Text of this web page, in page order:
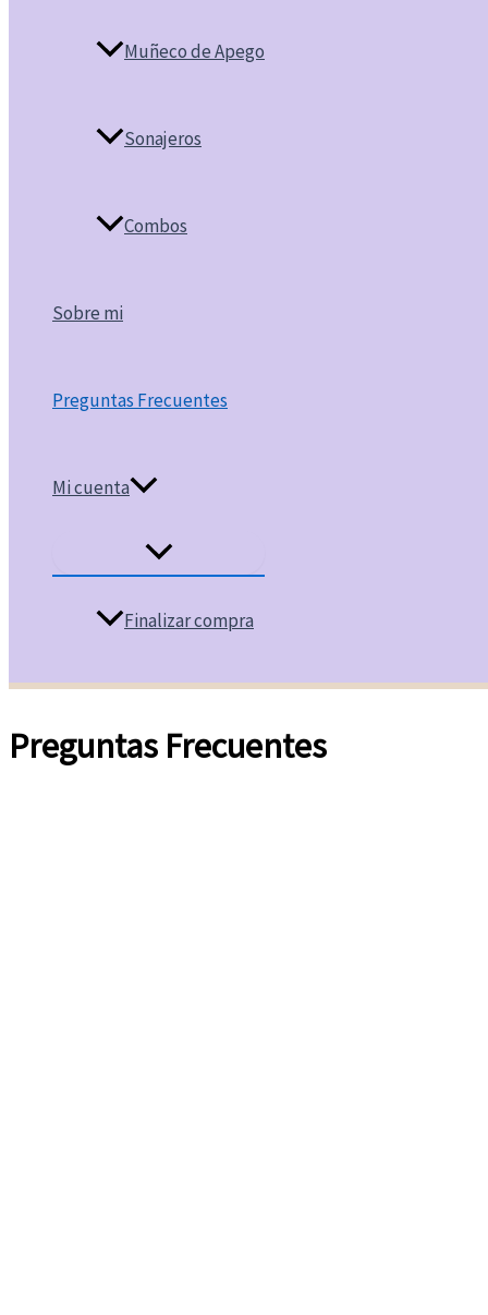
Muñeco de Apego
Sonajeros
Combos
Sobre mi
Preguntas Frecuentes
Mi cuenta
Finalizar compra
Preguntas Frecuentes